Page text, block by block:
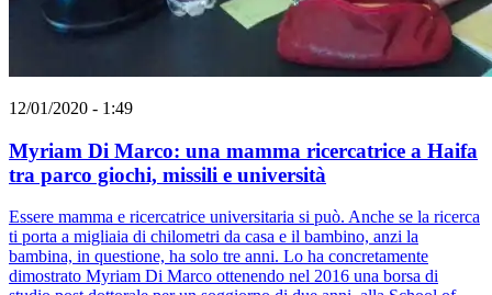
12/01/2020 - 1:49
Myriam Di Marco: una mamma ricercatrice a Haifa
tra parco giochi, missili e università
Essere mamma e ricercatrice universitaria si può. Anche se la ricerca
ti porta a migliaia di chilometri da casa e il bambino, anzi la
bambina, in questione, ha solo tre anni. Lo ha concretamente
dimostrato Myriam Di Marco ottenendo nel 2016 una borsa di